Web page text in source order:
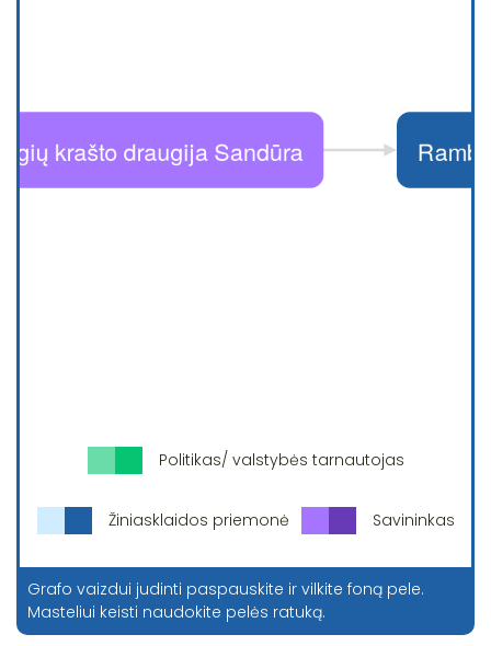
Politikas/ valstybės tarnautojas
Žiniasklaidos priemonė Savininkas
Grafo vaizdui judinti paspauskite ir vilkite foną pele.
Masteliui keisti naudokite pelės ratuką.